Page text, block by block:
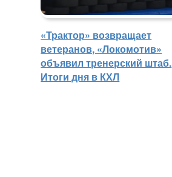
«Трактор» возвращает
ветеранов, «Локомотив»
объявил тренерский штаб.
Итоги дня в КХЛ